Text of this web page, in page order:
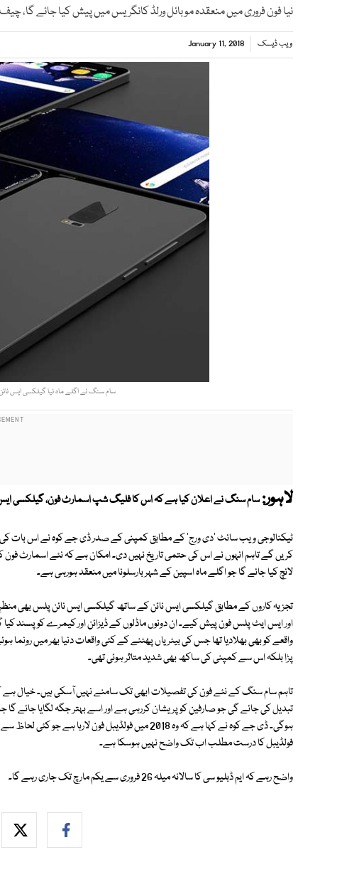
نیا فون فروری میں منعقدہ موبائل ورلڈ کانگریس میں پیش کیا جائے گا،
ویب ڈیسک January 11, 2018
سام سنگ نے اگلے ماہ نیا گیلکسی ایس
لاہور:سام سنگ نے اعلان کیا ہے کہ اس کا فلیگ شپ اسمارٹ فون، گیلکسی ایس
ٹیکنالوجی ویب سائٹ 'دی ورج' کے مطابق کمپنی کے صدر ڈی جے کوہ نے اس بات کی
کریں گے تاہم انہوں نے اس کی حتمی تاریخ نہیں دی۔ امکان ہے کہ نئے اسمارٹ فون
لانچ کیا جائے گا جو اگلے ماہ اسپین کے شہر بارسلونا میں منعقد ہورہی ہے۔
تجزیہ کاروں کے مطابق گیلکسی ایس نائن کے ساتھ گیلکسی ایس نائن پلس بھی
اور ایس ایٹ پلس فون پیش کیے۔ ان دونوں ماڈلوں کے ڈیزائن اور کیمرے کو پسند
واقعے کو بھی بھلادیا تھا جس کی بیٹریاں پھٹنے کے کئی واقعات دنیا بھر میں
پڑا بلکہ اس سے کمپنی کی ساکھ بھی شدید متاثر ہوئی تھی۔
تاہم سام سنگ کے نئے فون کی تفصیلات ابھی تک سامنے نہیں آسکی ہیں۔ خیال
ہوگی۔ ڈی جے کوہ نے کہا ہے کہ وہ 2018 میں فولڈیبل فون
فولڈیبل کا درست مطلب اب تک واضح نہیں ہوسکا ہے۔
واضح رہے کہ ایم ڈبلیو سی کا سالانہ میلہ 26 فروری سے یکم مارچ تک جاری رہے گا۔